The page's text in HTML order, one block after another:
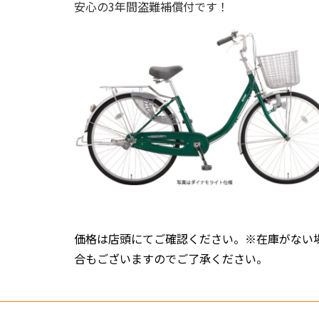
安心の3年間盗難補償付です！
価格は店頭にてご確認ください。※在庫がない
合もございますのでご了承ください。